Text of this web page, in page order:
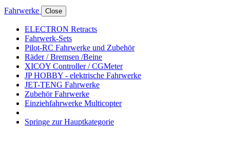
Fahrwerke Close
ELECTRON Retracts
Fahrwerk-Sets
Pilot-RC Fahrwerke und Zubehör
Räder / Bremsen /Beine
XICOY Controller / CGMeter
JP HOBBY - elektrische Fahrwerke
JET-TENG Fahrwerke
Zubehör Fahrwerke
Einziehfahrwerke Multicopter
Springe zur Hauptkategorie